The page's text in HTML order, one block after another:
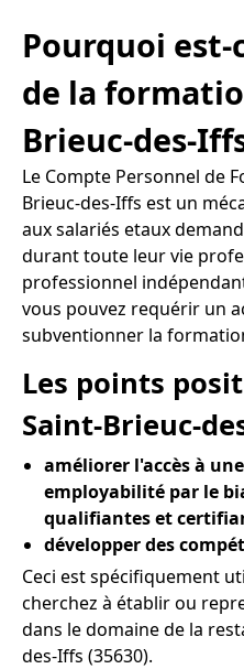
Pourquoi
de la
Brieuc-des-
Le Compte Personnel de
Brieuc-des-Iffs est un
aux salariés etaux
durant toute leur vie
professionnel
vous pouvez requérir un
subventionner la
Les points
Saint-Brieuc-
améliorer l'accès à
employabilité par le
qualifiantes et
développer des
Ceci est spécifiquement
cherchez à établir ou
dans le domaine de la
des-Iffs (35630).